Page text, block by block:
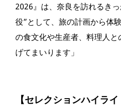
2026』は、奈良を訪れるき
役”として、旅の計画から体
の食文化や生産者、料理人
げてまいります」
【セレクションハイライ